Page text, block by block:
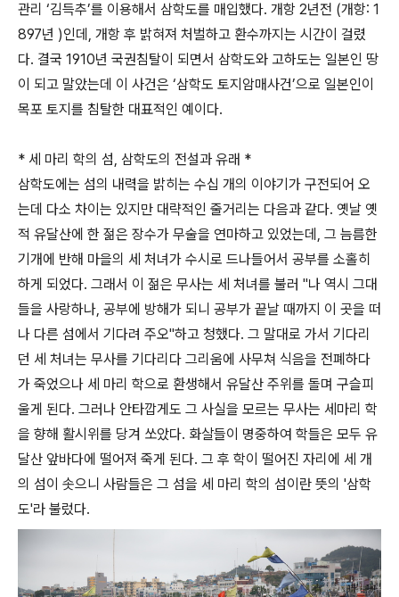
관리 ‘김득추’를 이용해서 삼학도를 매입했다. 개항 2년전 (개항: 1
897년 )인데, 개항 후 밝혀져 처벌하고 환수까지는 시간이 걸렸
다. 결국 1910년 국권침탈이 되면서 삼학도와 고하도는 일본인 땅
이 되고 말았는데 이 사건은 ‘삼학도 토지암매사건’으로 일본인이
목포 토지를 침탈한 대표적인 예이다.
* 세 마리 학의 섬, 삼학도의 전설과 유래 *
삼학도에는 섬의 내력을 밝히는 수십 개의 이야기가 구전되어 오
는데 다소 차이는 있지만 대략적인 줄거리는 다음과 같다. 옛날 옛
적 유달산에 한 젊은 장수가 무술을 연마하고 있었는데, 그 늠름한
기개에 반해 마을의 세 처녀가 수시로 드나들어서 공부를 소홀히
하게 되었다. 그래서 이 젊은 무사는 세 처녀를 불러 "나 역시 그대
들을 사랑하나, 공부에 방해가 되니 공부가 끝날 때까지 이 곳을 떠
나 다른 섬에서 기다려 주오"하고 청했다. 그 말대로 가서 기다리
던 세 처녀는 무사를 기다리다 그리움에 사무쳐 식음을 전폐하다
가 죽었으나 세 마리 학으로 환생해서 유달산 주위를 돌며 구슬피
울게 된다. 그러나 안타깝게도 그 사실을 모르는 무사는 세마리 학
을 향해 활시위를 당겨 쏘았다. 화살들이 명중하여 학들은 모두 유
달산 앞바다에 떨어져 죽게 된다. 그 후 학이 떨어진 자리에 세 개
의 섬이 솟으니 사람들은 그 섬을 세 마리 학의 섬이란 뜻의 '삼학
도'라 불렀다.